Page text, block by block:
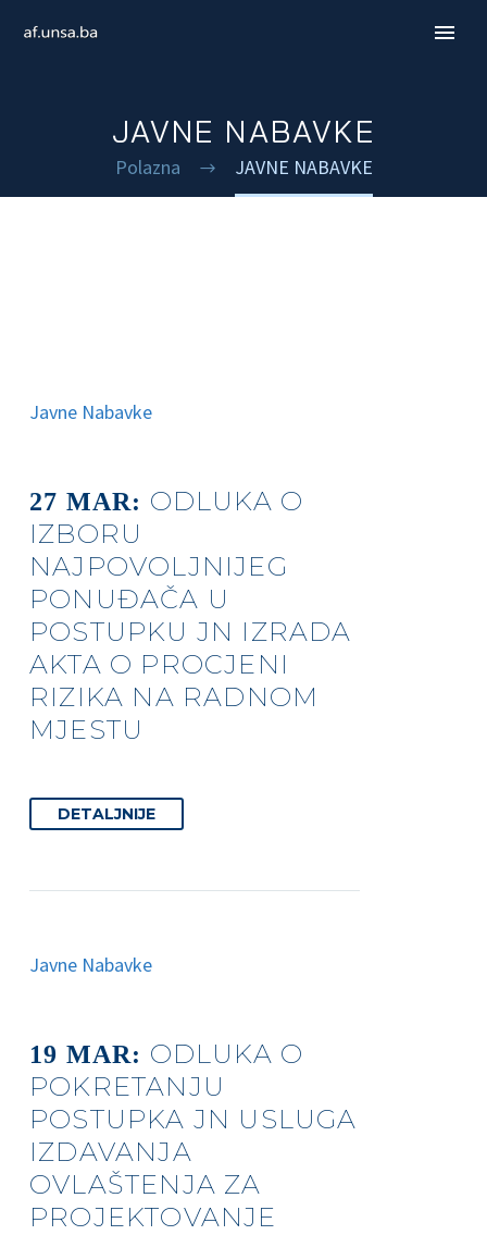
JAVNE NABAVKE
Polazna JAVNE NABAVKE
Javne Nabavke
27 MAR: ODLUKA O
IZBORU
NAJPOVOLJNIJEG
PONUĐAČA U
POSTUPKU JN IZRADA
AKTA O PROCJENI
RIZIKA NA RADNOM
MJESTU
DETALJNIJE
Javne Nabavke
19 MAR: ODLUKA O
POKRETANJU
POSTUPKA JN USLUGA
IZDAVANJA
OVLAŠTENJA ZA
PROJEKTOVANJE